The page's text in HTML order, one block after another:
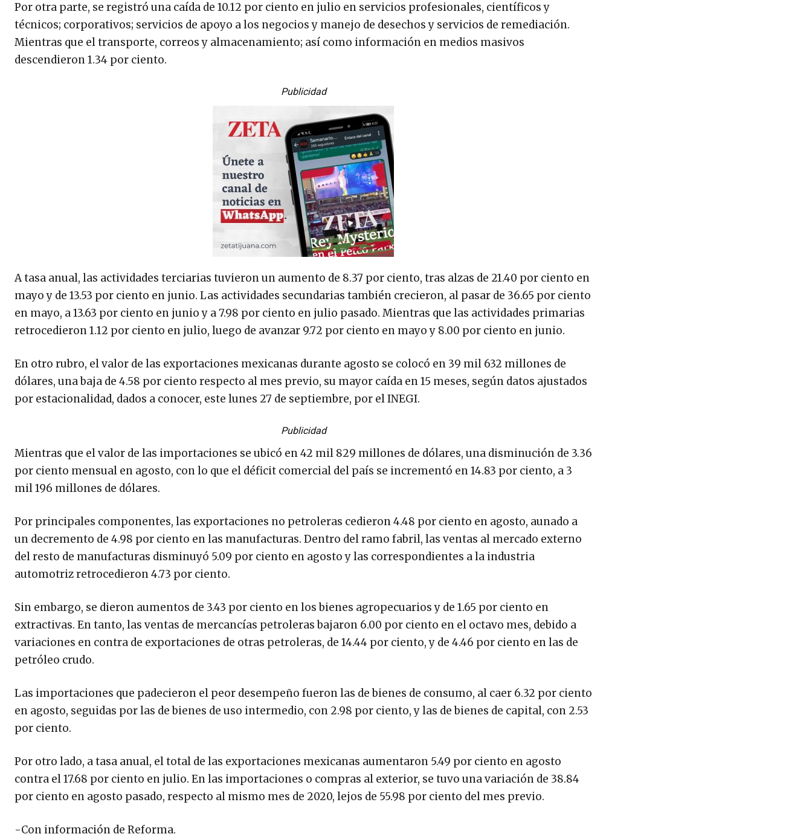
Por otra parte, se registró una caída de 10.12 por ciento en julio en servicios profesionales, científicos y
técnicos; corporativos; servicios de apoyo a los negocios y manejo de desechos y servicios de remediación.
Mientras que el transporte, correos y almacenamiento; así como información en medios masivos
descendieron 1.34 por ciento.
Publicidad
A tasa anual, las actividades terciarias tuvieron un aumento de 8.37 por ciento, tras alzas de 21.40 por ciento en
mayo y de 13.53 por ciento en junio. Las actividades secundarias también crecieron, al pasar de 36.65 por ciento
en mayo, a 13.63 por ciento en junio y a 7.98 por ciento en julio pasado. Mientras que las actividades primarias
retrocedieron 1.12 por ciento en julio, luego de avanzar 9.72 por ciento en mayo y 8.00 por ciento en junio.
En otro rubro, el valor de las exportaciones mexicanas durante agosto se colocó en 39 mil 632 millones de
dólares, una baja de 4.58 por ciento respecto al mes previo, su mayor caída en 15 meses, según datos ajustados
por estacionalidad, dados a conocer, este lunes 27 de septiembre, por el INEGI.
Publicidad
Mientras que el valor de las importaciones se ubicó en 42 mil 829 millones de dólares, una disminución de 3.36
por ciento mensual en agosto, con lo que el déficit comercial del país se incrementó en 14.83 por ciento, a 3
mil 196 millones de dólares.
Por principales componentes, las exportaciones no petroleras cedieron 4.48 por ciento en agosto, aunado a
un decremento de 4.98 por ciento en las manufacturas. Dentro del ramo fabril, las ventas al mercado externo
del resto de manufacturas disminuyó 5.09 por ciento en agosto y las correspondientes a la industria
automotriz retrocedieron 4.73 por ciento.
Sin embargo, se dieron aumentos de 3.43 por ciento en los bienes agropecuarios y de 1.65 por ciento en
extractivas. En tanto, las ventas de mercancías petroleras bajaron 6.00 por ciento en el octavo mes, debido a
variaciones en contra de exportaciones de otras petroleras, de 14.44 por ciento, y de 4.46 por ciento en las de
petróleo crudo.
Las importaciones que padecieron el peor desempeño fueron las de bienes de consumo, al caer 6.32 por ciento
en agosto, seguidas por las de bienes de uso intermedio, con 2.98 por ciento, y las de bienes de capital, con 2.53
por ciento.
Por otro lado, a tasa anual, el total de las exportaciones mexicanas aumentaron 5.49 por ciento en agosto
contra el 17.68 por ciento en julio. En las importaciones o compras al exterior, se tuvo una variación de 38.84
por ciento en agosto pasado, respecto al mismo mes de 2020, lejos de 55.98 por ciento del mes previo.
-Con información de Reforma.